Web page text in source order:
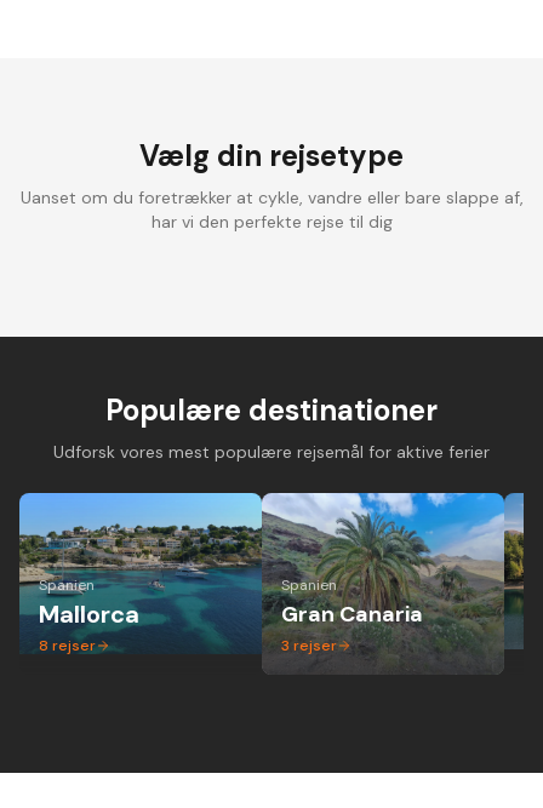
Vælg din rejsetype
Uanset om du foretrækker at cykle, vandre eller bare slappe af,
har vi den perfekte rejse til dig
Populære destinationer
Udforsk vores mest populære rejsemål for aktive ferier
Spanien
Mallorca
8 rejser
Spanien
Gran Canaria
3 rejser